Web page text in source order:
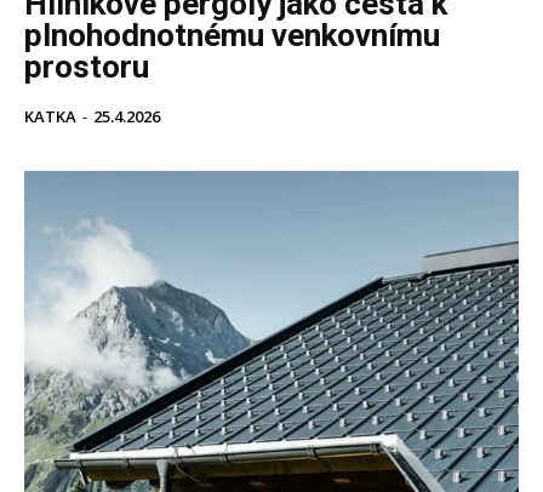
plnohodnotnému venkovnímu
prostoru
KATKA - 25.4.2026